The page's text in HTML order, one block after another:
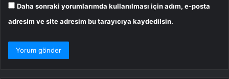
Daha sonraki yorumlarımda kullanılması için adım, e-posta
adresim ve site adresim bu tarayıcıya kaydedilsin.